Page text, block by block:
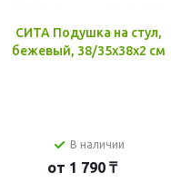
СИТА Подушка на стул,
бежевый, 38/35x38x2 см
В наличии
от 1 790 ₸